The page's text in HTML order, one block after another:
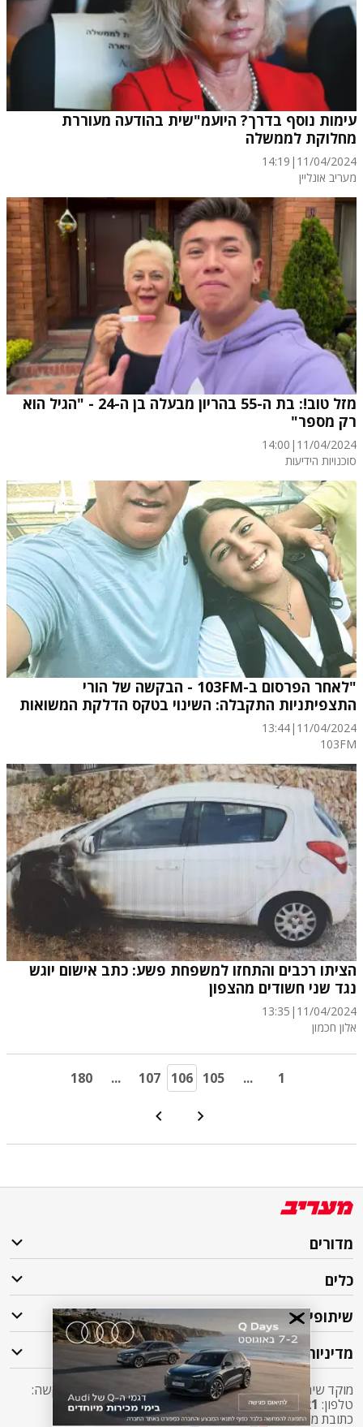
עימות נוסף בדרך? היועמ"שית בהודעה מעוררת
מחלוקת לממשלה
11/04/2024
|
14:19
מעריב אונליין
מזל טוב!: בת ה-55 בהריון מבעלה בן ה-24 - "הגיל הוא
רק מספר"
11/04/2024
|
14:00
סוכנויות הידיעות
"לאחר הפרסום ב-103FM - הבקשה של הורי
התצפיתניות התקבלה: השינוי בטקס הדלקת המשואות
11/04/2024
|
13:44
103FM
הציתו רכבים והתחזו למשפחת פשע: כתב אישום יוגש
נגד שני חשודים מהצפון
11/04/2024
|
13:35
אלון חכמון
180 ... 107 106 105 ... 1
מדורים
כלים
שיתופי פעולה
מדיניות
מוקד שירות לקוחות מעריב אליו ניתן לפנות בכל שאלה או בקשה:
טלפון: 2421* שלוחה 5 מעריב או
03-7619056
כתובת מייל:sherut@maariv.co.il